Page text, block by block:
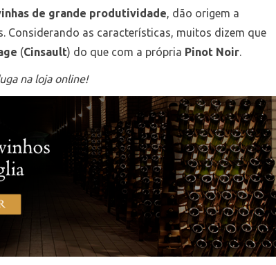
de grande produtividade, dão origem a
Considerando as características, muitos dizem que
(Cinsault) do que com a própria Pinot Noir.
na loja online!